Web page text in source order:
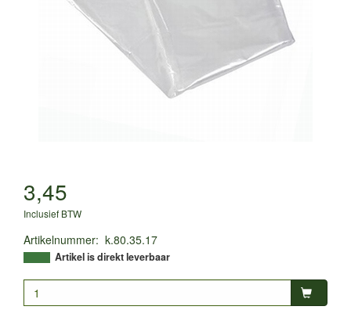
3,45
Inclusief BTW
Artikelnummer: k.80.35.17
Artikel is direkt leverbaar